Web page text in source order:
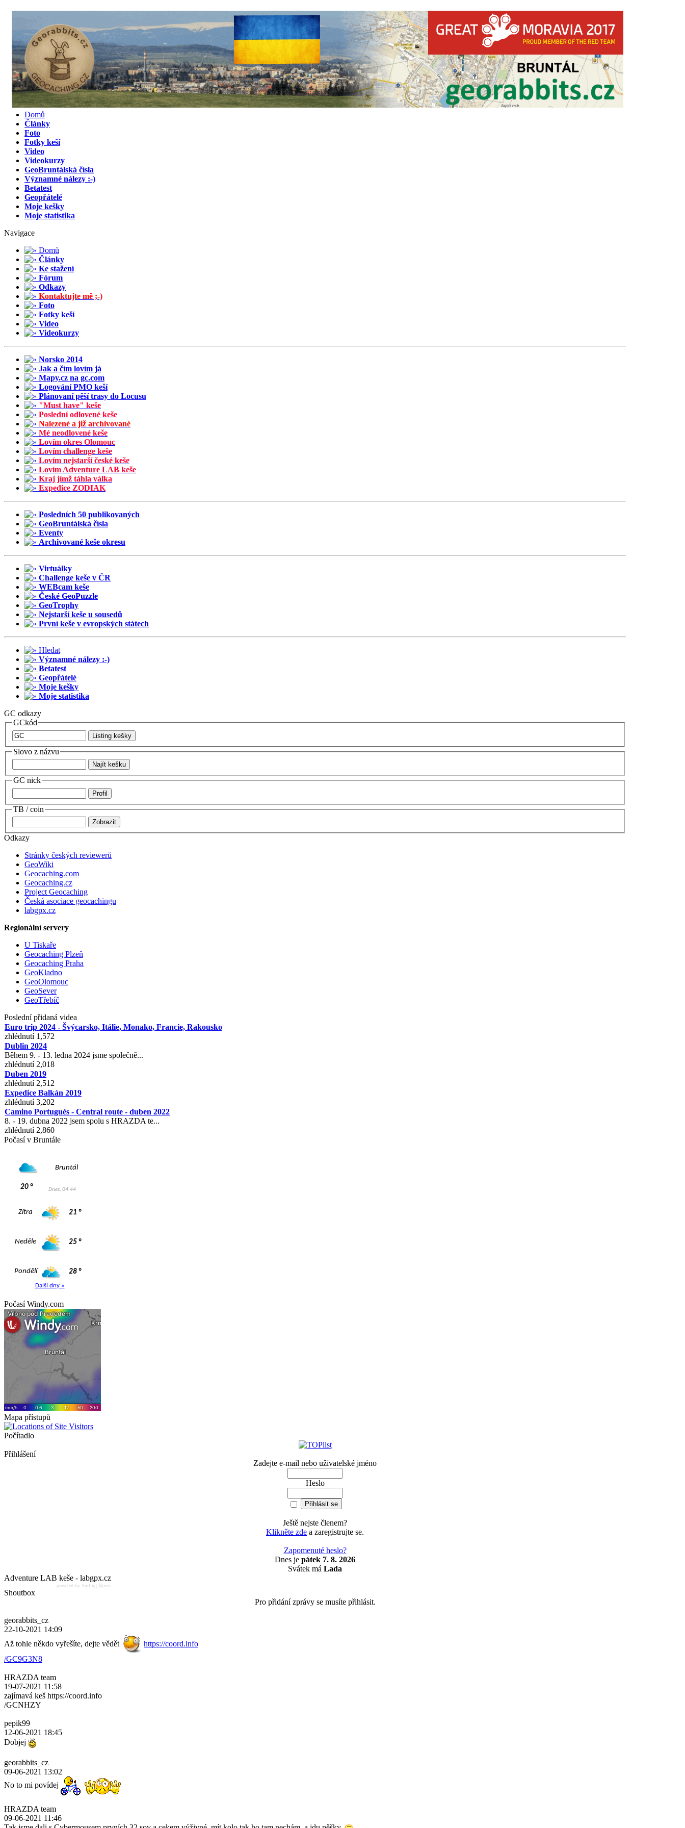
Domů
Články
Foto
Fotky keší
Video
Videokurzy
GeoBruntálská čísla
Významné nálezy :-)
Betatest
Geopřátelé
Moje kešky
Moje statistika
Navigace
Domů
Články
Ke stažení
Fórum
Odkazy
Kontaktujte mě ;-)
Foto
Fotky keší
Video
Videokurzy
Norsko 2014
Jak a čím lovím já
Mapy.cz na gc.com
Logování PMO keší
Plánovaní pěší trasy do Locusu
"Must have" keše
Poslední odlovené keše
Nalezené a již archivované
Mé neodlovené keše
Lovím okres Olomouc
Lovím challenge keše
Lovím nejstarší české keše
Lovím Adventure LAB keše
Kraj jímž táhla válka
Expedice ZODIAK
Posledních 50 publikovaných
GeoBruntálská čísla
Eventy
Archivované keše okresu
Virtuálky
Challenge keše v ČR
WEBcam keše
České GeoPuzzle
GeoTrophy
Nejstarší keše u sousedů
První keše v evropských státech
Hledat
Významné nálezy :-)
Betatest
Geopřátelé
Moje kešky
Moje statistika
GC odkazy
GCkód
Slovo z názvu
GC nick
TB / coin
Odkazy
Stránky českých reviewerů
GeoWiki
Geocaching.com
Geocaching.cz
Project Geocaching
Česká asociace geocachingu
labgpx.cz
Regionální servery
U Tiskaře
Geocaching Plzeň
Geocaching Praha
GeoKladno
GeoOlomouc
GeoSever
GeoTřebíč
Poslední přidaná videa
Euro trip 2024 - Švýcarsko, Itálie, Monako, Francie, Rakousko
zhlédnutí 1,572
Dublin 2024
Během 9. - 13. ledna 2024 jsme společně...
zhlédnutí 2,018
Duben 2019
zhlédnutí 2,512
Expedice Balkán 2019
zhlédnutí 3,202
Camino Portugués - Central route - duben 2022
8. - 19. dubna 2022 jsem spolu s HRAZDA te...
zhlédnutí 2,860
Počasí v Bruntále
Počasí Windy.com
Mapa přístupů
Počítadlo
Přihlášení
Zadejte e-mail nebo uživatelské jméno
Heslo
Ještě nejste členem?
Klikněte zde a zaregistrujte se.
Zapomenuté heslo?
Dnes je pátek 7. 8. 2026
Svátek má Lada
Adventure LAB keše - labgpx.cz
powered by Surfing Waves
Shoutbox
Pro přidání zprávy se musíte přihlásit.
georabbits_cz
22-10-2021 14:09
Až tohle někdo vyřešíte, dejte vědět
https://coord.info
/GC9G3N8
HRAZDA team
19-07-2021 11:58
zajímavá keš https://coord.info
/GCNHZY
pepik99
12-06-2021 18:45
Dobjej
georabbits_cz
09-06-2021 13:02
No to mi povídej
HRAZDA team
09-06-2021 11:46